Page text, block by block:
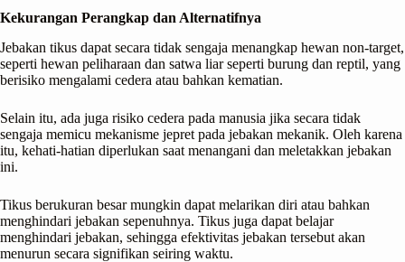
Kekurangan Perangkap dan Alternatifnya
Jebakan tikus dapat secara tidak sengaja menangkap hewan non-target,
seperti hewan peliharaan dan satwa liar seperti burung dan reptil, yang
berisiko mengalami cedera atau bahkan kematian.
Selain itu, ada juga risiko cedera pada manusia jika secara tidak
sengaja memicu mekanisme jepret pada jebakan mekanik. Oleh karena
itu, kehati-hatian diperlukan saat menangani dan meletakkan jebakan
ini.
Tikus berukuran besar mungkin dapat melarikan diri atau bahkan
menghindari jebakan sepenuhnya. Tikus juga dapat belajar
menghindari jebakan, sehingga efektivitas jebakan tersebut akan
menurun secara signifikan seiring waktu.